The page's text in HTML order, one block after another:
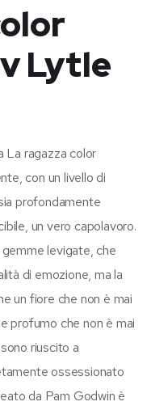
Lytle
La ragazza color
con un livello di
profondamente
un vero capolavoro.
levigate, che
di emozione, ma la
un fiore che non è mai
profumo che non è mai
riuscito a
ossessionato
da Pam Godwin è